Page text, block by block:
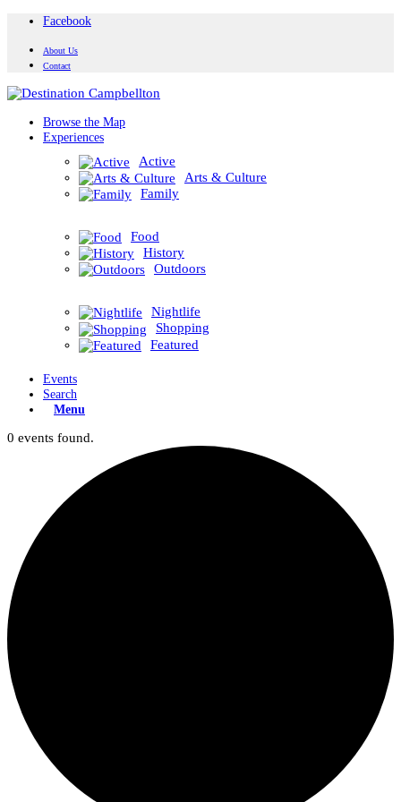
Facebook
About Us
Contact
Browse the Map
Experiences
Active
Arts & Culture
Family
Food
History
Outdoors
Nightlife
Shopping
Featured
Events
Search
Menu
0 events found.